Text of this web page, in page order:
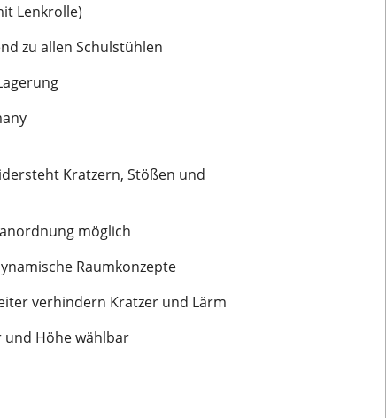
Lenkrolle)
zu allen Schulstühlen
Kratzern, Stößen und
möglich
Raumkonzepte
verhindern Kratzer und Lärm
und Höhe wählbar